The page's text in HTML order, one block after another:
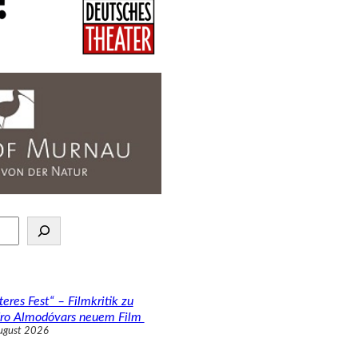
Fest“ – Filmkritik zu
Almodóvars neuem Film
2026